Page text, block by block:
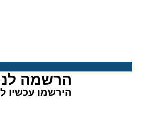
הרשמה
הירשמו עכשיו